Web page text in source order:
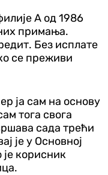
А од 1986
примања.
Без исплате
се преживи
ја сам на основу
тога свога
сада трећи
је у Основној
је корисник